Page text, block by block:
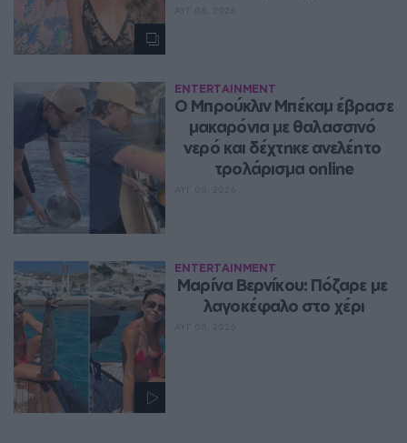
ENTERTAINMENT
Ο Μπρούκλιν Μπέκαμ έβρασε
μακαρόνια με θαλασσινό
νερό και δέχτηκε ανελέητο
τρολάρισμα online
ENTERTAINMENT
Μαρίνα Βερνίκου: Πόζαρε με
λαγοκέφαλο στο χέρι